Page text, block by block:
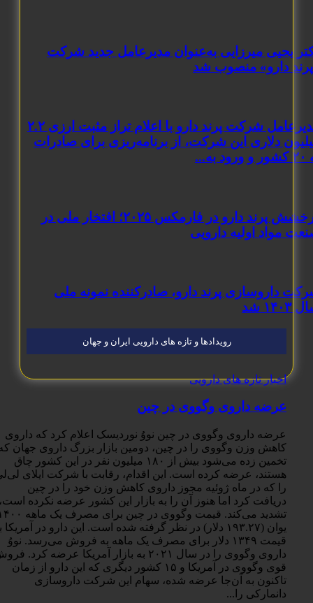
میرزایی به‌عنوان مدیرعامل جدید شرکت
دارو» منصوب شد
مدیرعامل شرکت پرند دارو با اعلام تراز مثبت ارزی ۲.۲
دلاری این شرکت، از برنامه‌ریزی برای صادرات
درخشش پرند دارو در فارمکس ۲۰۲۵؛ افتخار ملی در
اولیه دارویی
پرند دارو، صادرکننده نمونه ملی
رویدادها و تازه های دارویی ایران و جهان
اخبار تازه های دارویی
عرضه داروی وگووی در چین
عرضه داروی وگووی در چین نووُ نوردیسک اعلام کرد که داروی
کاهش وزن وگووی را در چین، دومین بازار بزرگ داروی جهان که
تخمین زده می‌شود بیش از ۱۸۰ میلیون نفر در این کشور چاق
هستند، عرضه کرده است. این اقدام، رقابت با شرکت ایلای لی‌لی
را که در ماه ژوئیه مجوز داروی کاهش وزن خود را در چین
دریافت کرد اما هنوز آن را به بازار این کشور عرضه نکرده است،
تشدید می‌کند. قیمت وگووی در چین برای مصرف یک ماهه ۱۴۰۰
یوان (۱۹۳.۲۷ دلار) در نظر گرفته شده است. این دارو در آمریکا با
قیمت ۱۳۴۹ دلار برای مصرف یک ماهه به فروش می‌رسد. نووُ
داروی وگووی را در سال ۲۰۲۱ به بازار آمریکا عرضه کرد. فروش
قوی وگووی در آمریکا و ۱۵ کشور دیگری که این دارو از زمان
تاکنون به آن‌جا عرضه شده، سهام این شرکت داروسازی
دانمارکی را...